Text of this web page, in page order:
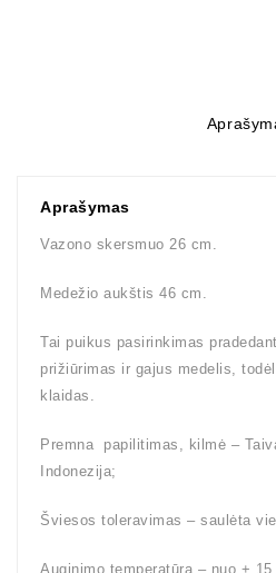
Aprašymas
Vazono skersmuo 26 cm.
Medežio aukštis 46 cm.
Tai puikus pasirinkimas
prižiūrimas ir gajus medelis,
klaidas.
Premna papilitimas, kilmė –
Indonezija;
Šviesos toleravimas – saulėta
Auginimo temperatūra – nuo +